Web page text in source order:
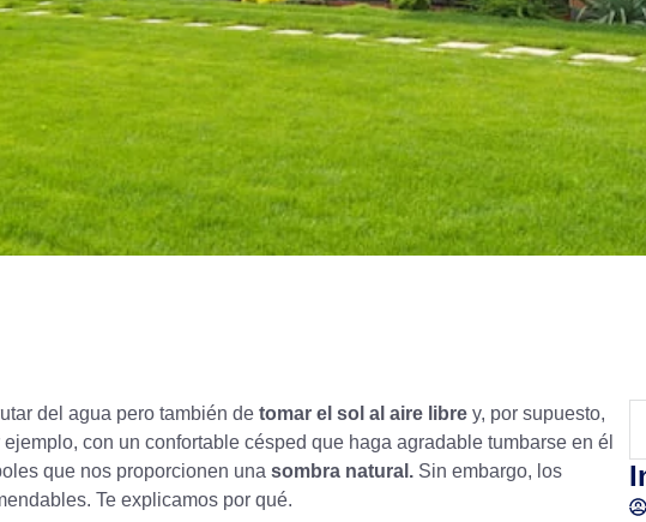
del agua pero también de tomar el sol al aire libre y, por supuesto,
con un confortable césped que haga agradable tumbarse en él
que nos proporcionen una sombra natural. Sin embargo, los
Te explicamos por qué.